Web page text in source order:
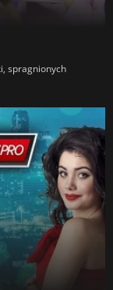
spragnionych